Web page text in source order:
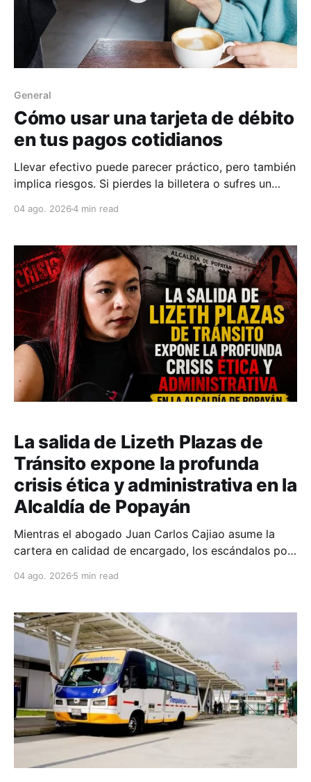
General
Cómo usar una tarjeta de débito
en tus pagos cotidianos
Llevar efectivo puede parecer práctico, pero también
implica riesgos. Si pierdes la billetera o sufres un
04 ago. 20264 min read
La salida de Lizeth Plazas de
Tránsito expone la profunda
crisis ética y administrativa en la
Alcaldía de Popayán
Mientras el abogado Juan Carlos Cajiao asume la
cartera en calidad de encargado, los escándalos por
políticos y la gestión burocrática ponen en evidencia
04 ago. 2026 5 min read